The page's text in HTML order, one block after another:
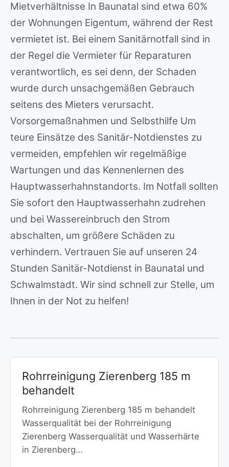
Mietverhältnisse In Baunatal sind etwa 60%
der Wohnungen Eigentum, während der Rest
vermietet ist. Bei einem Sanitärnotfall sind in
der Regel die Vermieter für Reparaturen
verantwortlich, es sei denn, der Schaden
wurde durch unsachgemäßen Gebrauch
seitens des Mieters verursacht.
Vorsorgemaßnahmen und Selbsthilfe Um
teure Einsätze des Sanitär-Notdienstes zu
vermeiden, empfehlen wir regelmäßige
Wartungen und das Kennenlernen des
Hauptwasserhahnstandorts. Im Notfall sollten
Sie sofort den Hauptwasserhahn zudrehen
und bei Wassereinbruch den Strom
abschalten, um größere Schäden zu
verhindern. Vertrauen Sie auf unseren 24
Stunden Sanitär-Notdienst in Baunatal und
Schwalmstadt. Wir sind schnell zur Stelle, um
Ihnen in der Not zu helfen!
Rohrreinigung Zierenberg 185 m
behandelt
Rohrreinigung Zierenberg 185 m behandelt
Wasserqualität bei der Rohrreinigung
Zierenberg Wasserqualität und Wasserhärte
in Zierenberg…